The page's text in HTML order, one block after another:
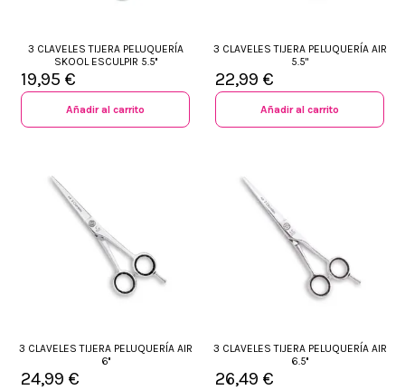
3 CLAVELES TIJERA PELUQUERÍA
SKOOL ESCULPIR 5.5''
19,95 €
Añadir al carrito
3 CLAVELES TIJERA PELUQUERÍA AIR
5.5"
22,99 €
Añadir al carrito
3 CLAVELES TIJERA PELUQUERÍA AIR
6''
24,99 €
3 CLAVELES TIJERA PELUQUERÍA AIR
6.5''
26,49 €